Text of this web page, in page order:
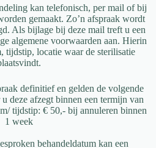
kan telefonisch, per mail of bij
gemaakt. Zo’n afspraak wordt
Als bijlage bij deze mail treft u een
algemene voorwaarden aan. Hierin
tijdstip, locatie waar de sterilisatie
definitief en gelden de volgende
deze afzegt binnen een termijn van
tijdstip: € 50,- bij annuleren binnen
1 week
behandeldatum kan een